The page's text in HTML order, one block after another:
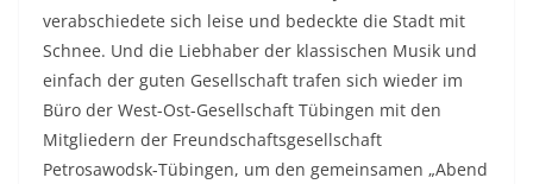
verabschiedete sich leise und bedeckte die Stadt mit
Schnee. Und die Liebhaber der klassischen Musik und
einfach der guten Gesellschaft trafen sich wieder im
Büro der West-Ost-Gesellschaft Tübingen mit den
Mitgliedern der Freundschaftsgesellschaft
Petrosawodsk-Tübingen, um den gemeinsamen „Abend